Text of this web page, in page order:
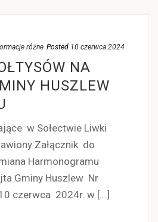
różne Posted 10 czerwca 2024
NA
HUSZLEW
w Sołectwie Liwki
Załącznik do
Harmonogramu
Gminy Huszlew Nr
czerwca 2024r. w [...]